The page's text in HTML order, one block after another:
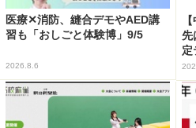
医療✕消防、縫合デモやAED講
習も「おしごと体験博」9/5
2026.8.6
先
定